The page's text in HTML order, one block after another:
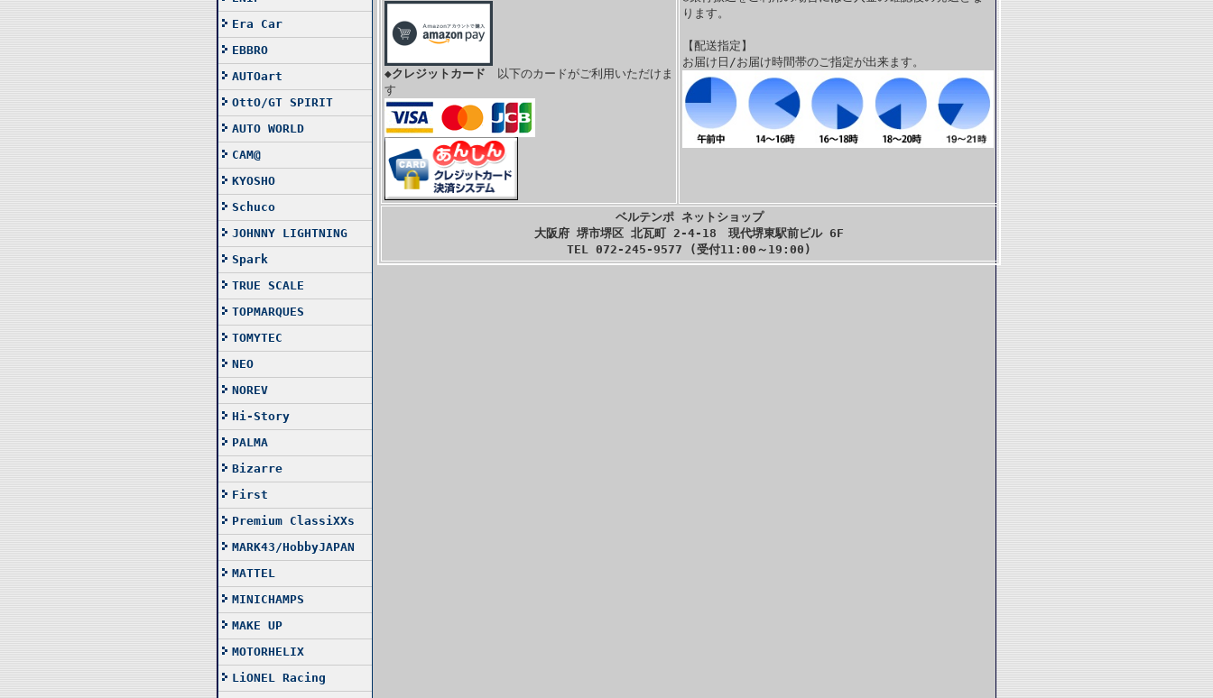
Era Car
EBBRO
AUTOart
OttO/GT SPIRIT
AUTO WORLD
CAM@
KYOSHO
Schuco
JOHNNY LIGHTNING
Spark
TRUE SCALE
TOPMARQUES
TOMYTEC
NEO
NOREV
Hi-Story
PALMA
Bizarre
First
Premium ClassiXXs
MARK43/HobbyJAPAN
MATTEL
MINICHAMPS
MAKE UP
MOTORHELIX
LiONEL Racing
◆クレジットカード
以下のカードがご利用いただけま
す
ります。
【配送指定】
お届け日/お届け時間帯のご指定が出来ます。
ベルテンポ ネットショップ
大阪府 堺市堺区 北瓦町 2-4-18 現代堺東駅前ビル 6F
TEL 072-245-9577 (受付11:00～19:00)